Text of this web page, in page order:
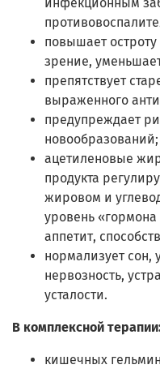
повышает
зрение,
препятствует
выраженного
предупреждает
новообразований;
ацетиленовые
продукта
жировом и
уровень
аппетит,
нормализует сон,
нервозность,
усталости.
В комплексной
кишечных